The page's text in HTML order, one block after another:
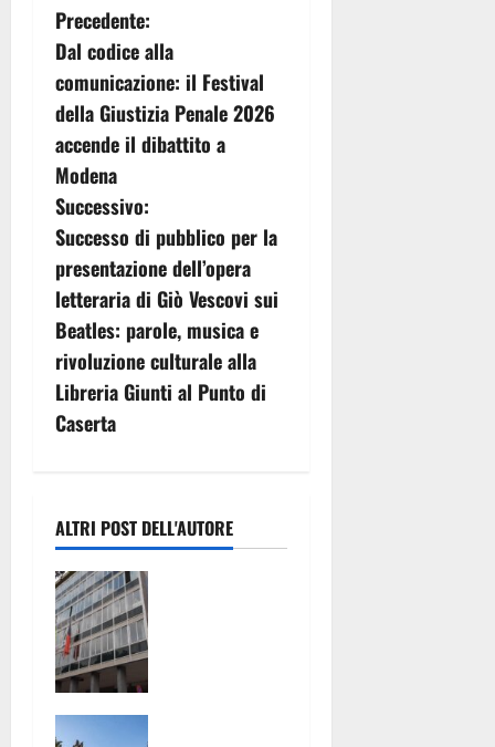
N
a
v
i
g
a
z
i
o
n
a
r
t
i
c
Precedente:
Dal codice alla
comunicazione: il Festival
della Giustizia Penale 2026
accende il dibattito a
Modena
Successivo:
Successo di pubblico per la
presentazione dell’opera
letteraria di Giò Vescovi sui
Beatles: parole, musica e
rivoluzione culturale alla
Libreria Giunti al Punto di
Caserta
ALTRI POST DELL'AUTORE